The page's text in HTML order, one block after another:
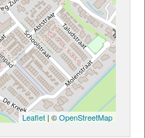
Leaflet | ©OpenStreetMap